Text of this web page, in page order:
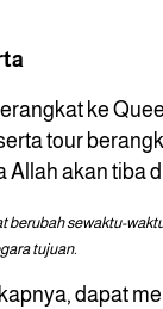
ke
tour
Allah akan tiba
berubah sewaktu-
tujuan.
dapat